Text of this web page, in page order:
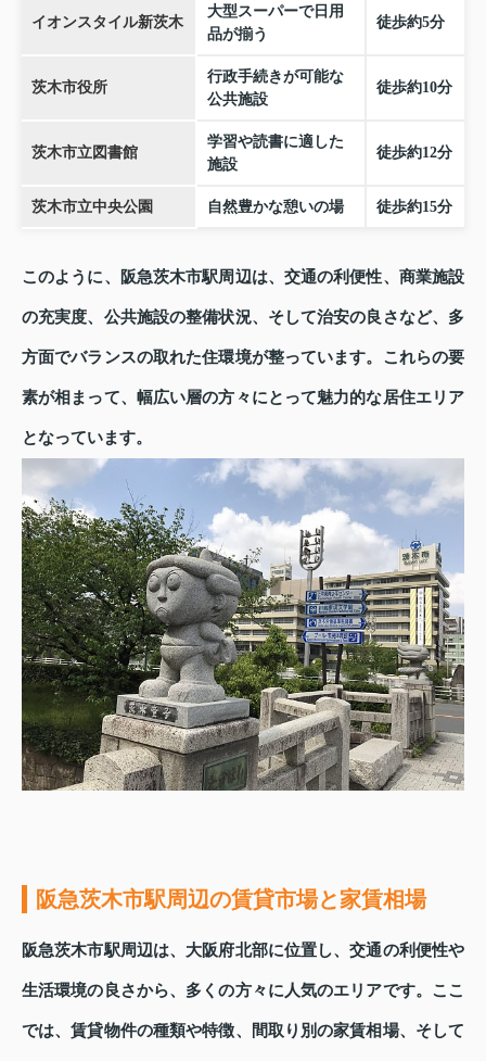
イオンスタイル新茨木
大型スーパーで日用
品が揃う
徒歩約5分
茨木市役所
行政手続きが可能な
公共施設
徒歩約10分
茨木市立図書館
学習や読書に適した
施設
徒歩約12分
茨木市立中央公園 自然豊かな憩いの場 徒歩約15分
このように、阪急茨木市駅周辺は、交通の利便性、商業施設
の充実度、公共施設の整備状況、そして治安の良さなど、多
方面でバランスの取れた住環境が整っています。これらの要
素が相まって、幅広い層の方々にとって魅力的な居住エリア
となっています。
阪急茨木市駅周辺の賃貸市場と家賃相場
阪急茨木市駅周辺は、大阪府北部に位置し、交通の利便性や
生活環境の良さから、多くの方々に人気のエリアです。ここ
では、賃貸物件の種類や特徴、間取り別の家賃相場、そして